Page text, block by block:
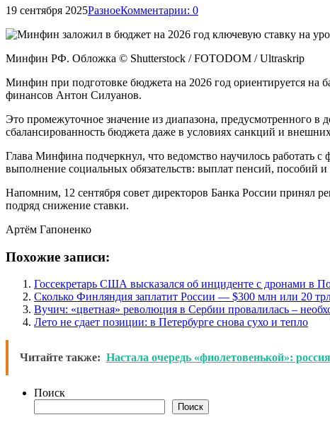
19 сентября 2025РазноеКомментарии: 0
Минфин РФ. Обложка © Shutterstock / FOTODOM / Ultraskrip
Минфин при подготовке бюджета на 2026 год ориентируется на
финансов Антон Силуанов.
Это промежуточное значение из диапазона, предусмотренного
сбалансированность бюджета даже в условиях санкций и
Глава Минфина подчеркнул, что ведомство научилось
выполнение социальных обязательств: выплат пенсий, пособий
Напомним, 12 сентября совет директоров Банка России принял
подряд снижение ставки.
Артём Гапоненко
Похожие записи:
Госсекретарь США высказался об инциденте с дронами в
Сколько Финляндия заплатит России — $300 млн или 20
Вучич: «цветная» революция в Сербии провалилась –
Лето не сдает позиции: в Петербурге снова сухо и тепло
Читайте также: Настала очередь «фиолетовенькой»:
Поиск
Поиск